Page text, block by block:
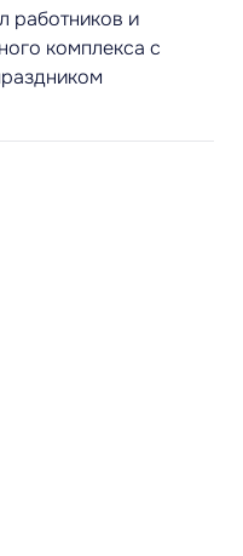
работников и
комплекса с